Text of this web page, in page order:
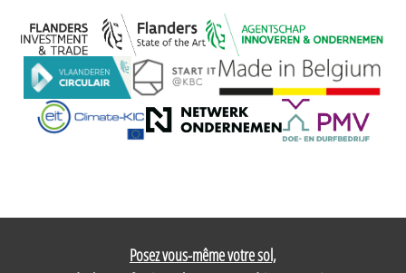
Posez vous-même votre sol,